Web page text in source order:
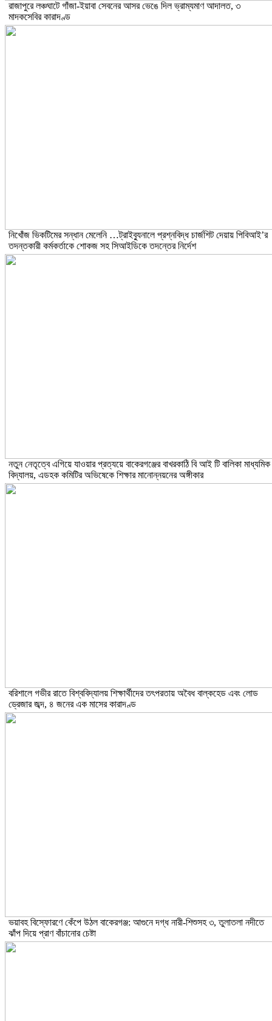
রাজাপুরে লঞ্চঘাটে গাঁজা-ইয়াবা সেবনের আসর ভেঙে দিল ভ্রাম্যমাণ আদালত, ৩
মাদকসেবির কারাদণ্ড
নিখোঁজ ভিকটিমের সন্ধান মেলেনি …ট্রাইব্যুনালে প্রশ্নবিদ্ধ চার্জশিট দেয়ায় পিবিআই’র
তদন্তকারী কর্মকর্তাকে শোকজ সহ সিআইডিকে তদন্তের নির্দেশ
নতুন নেতৃত্বে এগিয়ে যাওয়ার প্রত্যয়ে বাকেরগঞ্জের বাখরকাঠি বি আই টি বালিকা মাধ্যমিক
বিদ্যালয়, এডহক কমিটির অভিষেকে শিক্ষার মানোন্নয়নের অঙ্গীকার
বরিশালে গভীর রাতে বিশ্ববিদ্যালয় শিক্ষার্থীদের তৎপরতায় অবৈধ বাল্কহেড এবং লোড
ড্রেজার জব্দ, ৪ জনের এক মাসের কারাদণ্ড
ভয়াবহ বিস্ফোরণে কেঁপে উঠল বাকেরগঞ্জ: আগুনে দগ্ধ নারী-শিশুসহ ৩, তুলাতলা নদীতে
ঝাঁপ দিয়ে প্রাণ বাঁচানোর চেষ্টা